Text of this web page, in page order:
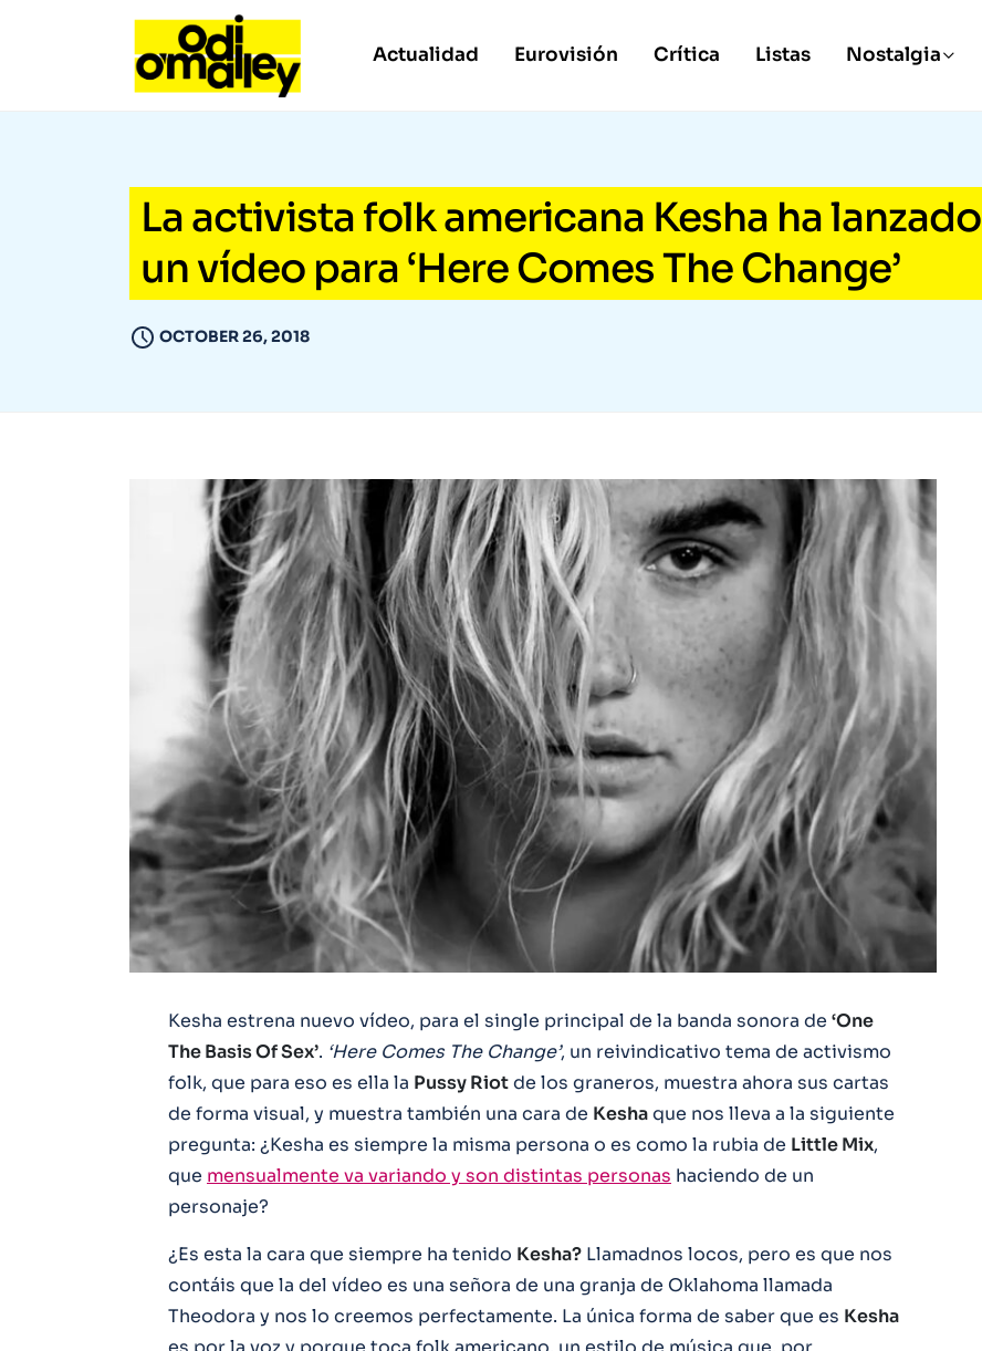
Actualidad Eurovisión Crítica Listas Nostalgia
La activista folk americana Kesha ha lanzado
un vídeo para ‘Here Comes The Change’
OCTOBER 26, 2018
Kesha estrena nuevo vídeo, para el single principal de la banda sonora de ‘One
The Basis Of Sex’. ‘Here Comes The Change’, un reivindicativo tema de activismo
folk, que para eso es ella la Pussy Riotde los graneros, muestra ahora sus cartas
de forma visual, y muestra también una cara de Keshaque nos lleva a la siguiente
pregunta: ¿Kesha es siempre la misma persona o es como la rubia de Little Mix,
que mensualmente va variando y son distintas personas haciendo de un
personaje?
¿Es esta la cara que siempre ha tenido Kesha? Llamadnos locos, pero es que nos
contáis que la del vídeo es una señora de una granja de Oklahoma llamada
Theodora y nos lo creemos perfectamente. La única forma de saber que es Kesha